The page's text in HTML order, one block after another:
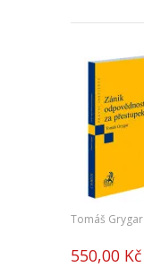
Tomáš Grygar
550,00 Kč